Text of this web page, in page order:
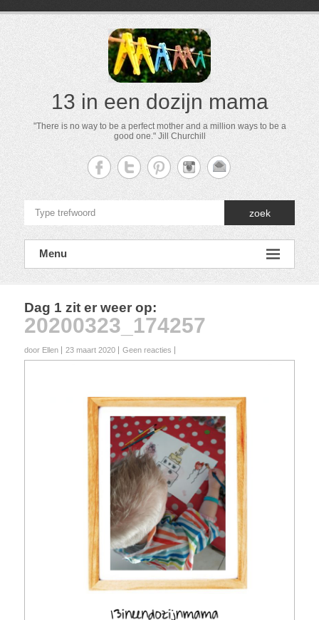
13 in een dozijn mama
"There is no way to be a perfect mother and a million ways to be a
good one." Jill Churchill
zoek
Menu
Dag 1 zit er weer op:
20200323_174257
door Ellen 23 maart 2020 Geen reacties